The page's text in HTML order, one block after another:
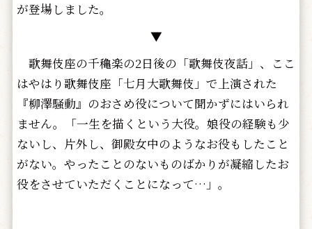
が登場しました。
▼
歌舞伎座の千穐楽の2日後の「歌舞伎夜話」、ここ
はやはり歌舞伎座「七月大歌舞伎」で上演された
『柳澤騒動』のおさめ役について聞かずにはいられ
ません。「一生を描くという大役。娘役の経験も少
ないし、片外し、御殿女中のようなお役もしたこと
がない。やったことのないものばかりが凝縮したお
役をさせていただくことになって…」。